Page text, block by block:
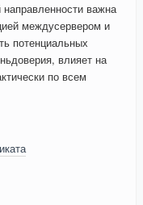
важна
междусервером и
потенциальных
влияет на
по всем